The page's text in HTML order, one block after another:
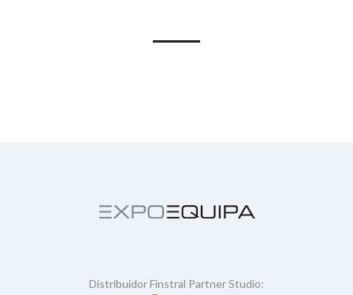
Distribuidor Finstral Partner Studio: